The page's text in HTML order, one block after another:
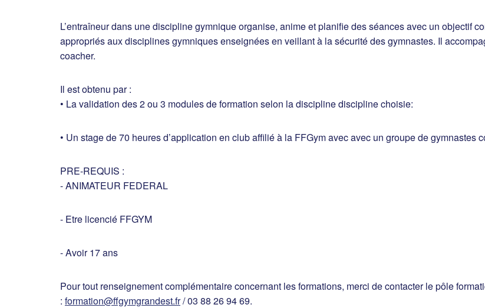
L’entraîneur dans une discipline gymnique organise, anime et planifie des séances avec un objectif
appropriés aux disciplines gymniques enseignées en veillant à la sécurité des gymnastes. Il
coacher.
Il est obtenu par :
• La validation des 2 ou 3 modules de formation selon la discipline discipline choisie:
• Un stage de 70 heures d’application en club affilié à la FFGym avec avec un groupe de gymnastes
PRE-REQUIS :
- ANIMATEUR FEDERAL
- Etre licencié FFGYM
- Avoir 17 ans
Pour tout renseignement complémentaire concernant les formations, merci de contacter le pôle
: formation@ffgymgrandest.fr/ 03 88 26 94 69.